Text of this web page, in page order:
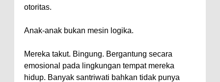
otoritas.
Anak-anak bukan mesin logika.
Mereka takut. Bingung. Bergantung secara
emosional pada lingkungan tempat mereka
hidup. Banyak santriwati bahkan tidak punya